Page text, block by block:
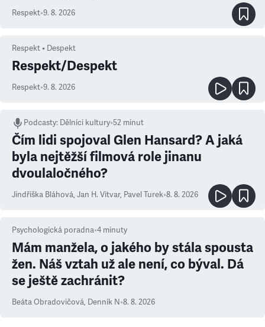
Respekt•9. 8. 2026
Respekt • Despekt
Respekt/Despekt
Respekt•9. 8. 2026
Podcasty: Dělníci kultury•52 minut
Čím lidi spojoval Glen Hansard? A jaká
byla nejtěžší filmová role jinanu
dvoulaločného?
Jindřiška Bláhová, Jan H. Vitvar, Pavel Turek•8. 8. 2026
Psychologická poradna•4 minuty
Mám manžela, o jakého by stála spousta
žen. Náš vztah už ale není, co býval. Dá
se ještě zachránit?
Beáta Obradovičová, Denník N•8. 8. 2026